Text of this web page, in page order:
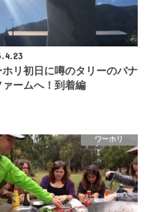
ホリ初日に噂のタリーのバナ
ァームへ！到着編
ワーホリ